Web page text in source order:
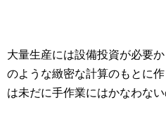
大量生産には設備投資が必要か
のような緻密な計算のもとに
は未だに手作業にはかなわない